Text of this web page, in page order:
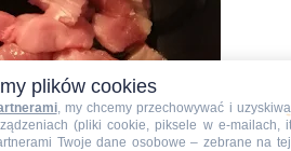
plików cookies
, my chcemy przechowywać i
(pliki cookie, piksele w e-mailach,
Twoje dane osobowe – zebrane na